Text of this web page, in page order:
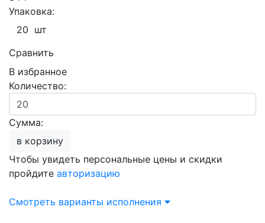
Упаковка:
20 шт
Сравнить
В избранное
Количество:
Сумма:
в корзину
Чтобы увидеть персональные цены и скидки
пройдите авторизацию
Смотреть варианты исполнения